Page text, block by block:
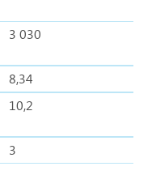
3 030
8,34
10,2
3